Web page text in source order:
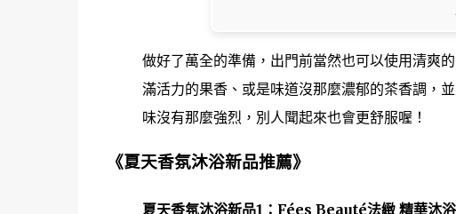
做好了萬全的準備，出門前當然也可以使用清爽
滿活力的果香、或是味道沒那麼濃郁的茶香調，
味沒有那麼強烈，別人聞起來也會更舒服喔！
《夏天香氛沐浴新品推薦》
夏天香氛沐浴新品1：Fées Beauté法緻 精華